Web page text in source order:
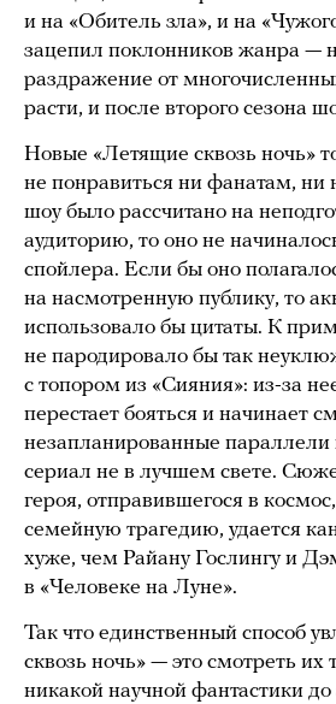
и на «Обитель зла», и на
зацепил поклонников жанра —
раздражение от
расти, и после второго сезона
Новые «Летящие сквозь ночь»
не понравиться ни фанатам,
шоу было рассчитано на
аудиторию, то оно не
спойлера. Если бы оно
на насмотренную публику, то
использовало бы цитаты. К
не пародировало бы так
с топором из «Сияния»: из-за
перестает бояться и начинает
незапланированные параллели
сериал не в лучшем свете.
героя, отправившегося в
семейную трагедию, удается
хуже, чем Райану Гослингу и
в «Человеке на Луне».
Так что единственный способ
сквозь ночь» — это смотреть их
никакой научной фантастики до